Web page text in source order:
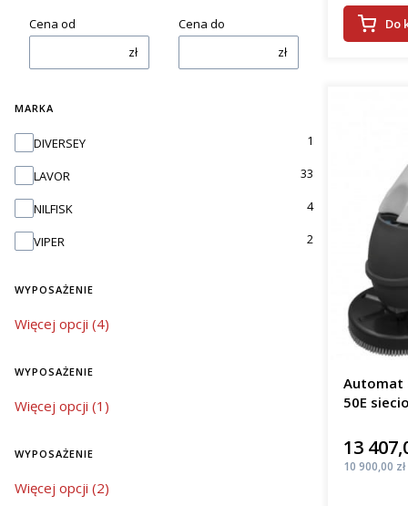
Cena od
zł
Cena do
zł
MARKA
Marka
DIVERSEY 1
LAVOR 33
NILFISK 4
VIPER 2
WYPOSAŻENIE
wyposażenie
Więcej opcji (4)
WYPOSAŻENIE
wyposażenie
Więcej opcji (1)
WYPOSAŻENIE
wyposażenie
Więcej opcji (2)
pady
zbiera
wieloma
Jaki
W
różnią się
Do
Automat
50E
Cena
13
Cena
10 900,00 zł